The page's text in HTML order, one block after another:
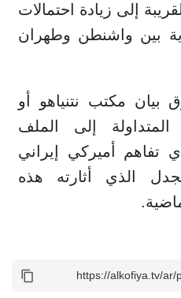
إلى زيادة احتمالات
بين واشنطن وطهران
بيان مكتب نتنياهو أو
المتداولة إلى الملف
تفاهم أميركي إيراني
الذي أثارته هذه